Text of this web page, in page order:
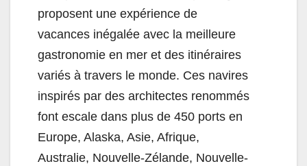
proposent une expérience de
vacances inégalée avec la meilleure
gastronomie en mer et des itinéraires
variés à travers le monde. Ces navires
inspirés par des architectes renommés
font escale dans plus de 450 ports en
Europe, Alaska, Asie, Afrique,
Australie, Nouvelle-Zélande, Nouvelle-